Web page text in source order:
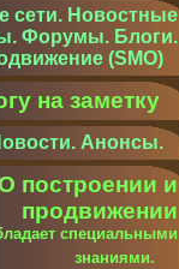
сети. Новостные
Форумы. Блоги.
(SMO)
на заметку
Анонсы.
построении и
продвижении
специальными
знаниями.